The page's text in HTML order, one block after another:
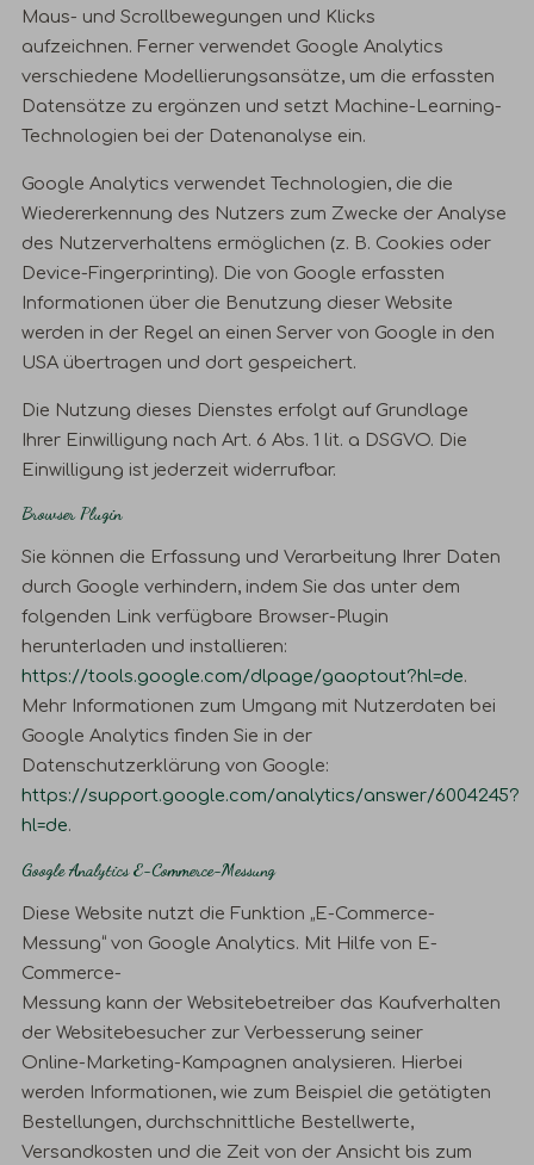
Maus- und Scrollbewegungen und Klicks
aufzeichnen. Ferner verwendet Google Analytics
verschiedene Modellierungsansätze, um die erfassten
Datensätze zu ergänzen und setzt Machine-Learning-
Technologien bei der Datenanalyse ein.
Google Analytics verwendet Technologien, die die
Wiedererkennung des Nutzers zum Zwecke der Analyse
des Nutzerverhaltens ermöglichen (z. B. Cookies oder
Device-Fingerprinting). Die von Google erfassten
Informationen über die Benutzung dieser Website
werden in der Regel an einen Server von Google in den
USA übertragen und dort gespeichert.
Die Nutzung dieses Dienstes erfolgt auf Grundlage
Ihrer Einwilligung nach Art. 6 Abs. 1 lit. a DSGVO. Die
Einwilligung ist jederzeit widerrufbar.
Browser Plugin
Sie können die Erfassung und Verarbeitung Ihrer Daten
durch Google verhindern, indem Sie das unter dem
folgenden Link verfügbare Browser-Plugin
herunterladen und installieren:
https://tools.google.com/dlpage/gaoptout?hl=de.
Mehr Informationen zum Umgang mit Nutzerdaten bei
Google Analytics finden Sie in der
Datenschutzerklärung von Google:
https://support.google.com/analytics/answer/6004245?
hl=de.
Google Analytics E-Commerce-Messung
Diese Website nutzt die Funktion „E-Commerce-
Messung“ von Google Analytics. Mit Hilfe von E-
Commerce-
Messung kann der Websitebetreiber das Kaufverhalten
der Websitebesucher zur Verbesserung seiner
Online-Marketing-Kampagnen analysieren. Hierbei
werden Informationen, wie zum Beispiel die getätigten
Bestellungen, durchschnittliche Bestellwerte,
Versandkosten und die Zeit von der Ansicht bis zum